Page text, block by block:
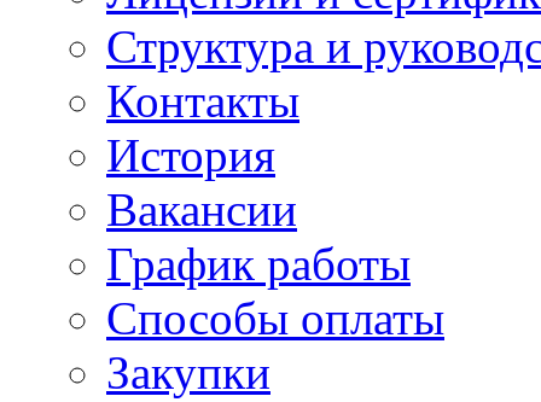
Структура и
Контакты
История
Вакансии
График работы
Способы оплаты
Закупки